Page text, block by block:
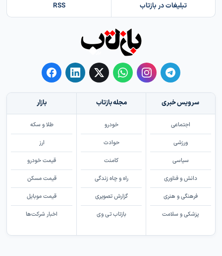
تبلیغات در بازتاب RSS
سرویس خبری
اجتماعی
ورزشی
سیاسی
دانش و فناوری
فرهنگی و هنری
پزشکی و سلامت
مجله بازتاب
خودرو
حوادث
کامنت
راه و چاه زندگی
گزارش تصویری
بازتاب تی وی
بازار
طلا و سکه
ارز
قیمت خودرو
قیمت مسکن
قیمت موبایل
اخبار شرکت‌ها